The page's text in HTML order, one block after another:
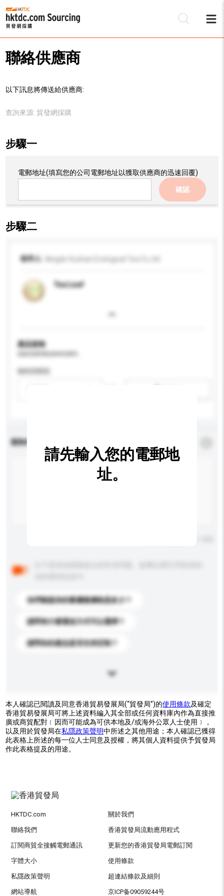
聯絡供應商
以下訊息將傳送給供應商:
查詢來源: 貿發網採購
步驟一
電郵地址(填寫您的公司電郵地址以獲取供應商的迅速回覆)
確認
步驟二
收件人
Tea Leaf
產品規格
咖啡因類型
查詢內容
你們能提供的最優惠價格是多少？
請問有什麼運送方式可以選擇？
請問你的產品是否支持定制？
請先輸入您的電郵地
址。
本人確認已閱讀及同意香港貿易發展局(“貿發局”)的使用條款及確定
香港貿易發展局可將上述資料編入其全部或任何資料庫內作為直接推
廣或商貿配對﹝因而可能成為可供本地及/或海外公眾人士使用﹞，
以及用於貿發局在私隱政策聲明中所述之其他用途；本人確認已獲得
此表格上所述的每一位人士同意及授權，將其個人資料提供予貿發局
作此表格提及的用途。
HKTDC.com 關於我們
聯絡我們 香港貿發局流動應用程式
訂閱商貿全接觸電郵通訊 更新您的香港貿發局電郵訂閱
字體大小 使用條款
私隱政策聲明 超連結條款及細則
網站導航 京ICP备09059244号